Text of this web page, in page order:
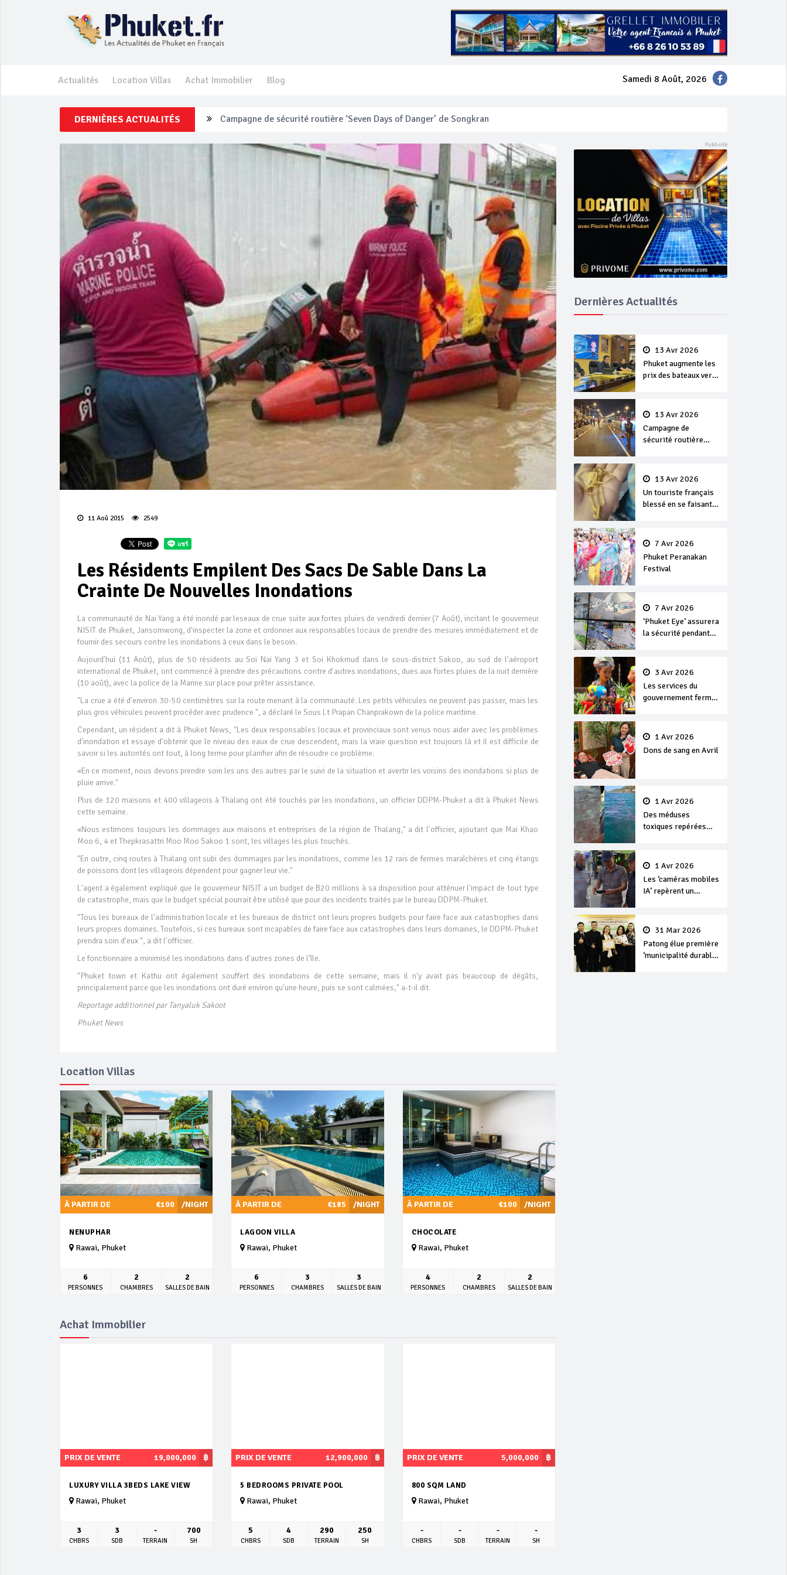
Actualités Location Villas Achat Immobilier Blog Samedi 8 Août, 2026
DERNIÈRES ACTUALITÉS Un touriste français blessé en se faisant arracher son collier en or
Phuket Peranakan Festival
‘Phuket Eye’ assurera la sécurité pendant Songkran
Phuket augmente les prix des bateaux vers Koh Phi Phi et des excursions en mer
Campagne de sécurité routière ‘Seven Days of Danger’ de Songkran
11 Aoû 2015 2549
Les Résidents Empilent Des Sacs De Sable Dans La
Crainte De Nouvelles Inondations
La communauté de Nai Yang a été inondé par leseaux de crue suite aux fortes pluies de vendredi dernier (7 Août), incitant le gouverneur
NISIT de Phuket, Jansomwong, d'inspecter la zone et ordonner aux responsables locaux de prendre des mesures immédiatement et de
fournir des secours contre les inondations à ceux dans le besoin.
Aujourd'hui (11 Août), plus de 50 résidents au Soi Nai Yang 3 et Soi Khokmud dans le sous-district Sakoo, au sud de l'aéroport
international de Phuket, ont commencé à prendre des précautions contre d'autres inondations, dues aux fortes pluies de la nuit dernière
(10 août), avec la police de la Marine sur place pour prêter assistance.
"La crue a été d'environ 30-50 centimètres sur la route menant à la communauté. Les petits véhicules ne peuvent pas passer, mais les
plus gros véhicules peuvent procéder avec prudence ", a déclaré le Sous Lt Prapan Chanprakown de la police maritime.
Cependant, un résident a dit à Phuket News, "Les deux responsables locaux et provinciaux sont venus nous aider avec les problèmes
d'inondation et essaye d'obtenir que le niveau des eaux de crue descendent, mais la vraie question est toujours là et il est difficile de
savoir si les autorités ont tout, à long terme pour planifier afin de résoudre ce problème.
«En ce moment, nous devons prendre soin les uns des autres par le suivi de la situation et avertir les voisins des inondations si plus de
pluie arrive."
Plus de 120 maisons et 400 villageois à Thalang ont été touchés par les inondations, un officier DDPM-Phuket a dit à Phuket News
cette semaine.
«Nous estimons toujours les dommages aux maisons et entreprises de la région de Thalang," a dit l'officier, ajoutant que Mai Khao
Moo 6, 4 et Thepkrasattri Moo Moo Sakoo 1 sont, les villages les plus touchés.
"En outre, cinq routes à Thalang ont subi des dommages par les inondations, comme les 12 rais de fermes maraîchères et cinq étangs
de poissons dont les villageois dépendent pour gagner leur vie."
L'agent a également expliqué que le gouverneur NISIT a un budget de B20 millions à sa disposition pour atténuer l'impact de tout type
de catastrophe, mais que le budget spécial pourrait être utilisé que pour des incidents traités par le bureau DDPM-Phuket.
"Tous les bureaux de l'administration locale et les bureaux de district ont leurs propres budgets pour faire face aux catastrophes dans
leurs propres domaines. Toutefois, si ces bureaux sont incapables de faire face aux catastrophes dans leurs domaines, le DDPM-Phuket
prendra soin d'eux ", a dit l'officier.
Le fonctionnaire a minimisé les inondations dans d'autres zones de l'île.
"Phuket town et Kathu ont également souffert des inondations de cette semaine, mais il n'y avait pas beaucoup de dégâts,
principalement parce que les inondations ont duré environ qu'une heure, puis se sont calmées," a-t-il dit.
Reportage additionnel par Tanyaluk Sakoot
Phuket News
Dernières Actualités
13 Avr 2026
Phuket augmente les
prix des bateaux vers
13 Avr 2026
Campagne de
sécurité routière
13 Avr 2026
Un touriste français
blessé en se faisant
7 Avr 2026
Phuket Peranakan
Festival
7 Avr 2026
‘Phuket Eye’ assurera
la sécurité pendant
3 Avr 2026
Les services du
gouvernement fermés
Songkran
1 Avr 2026
Dons de sang en Avril
1 Avr 2026
Des méduses
toxiques repérées
1 Avr 2026
Les ‘caméras mobiles
IA’ repèrent un
séjour31 Mar 2026
Patong élue première
‘municipalité durable’
Location Villas
/NIGHT
À PARTIR DE €100
NENUPHAR
Rawai, Phuket
6
PERSONNES
2
CHAMBRES
2
SALLES DE BAIN
/NIGHT
À PARTIR DE €185
LAGOON VILLA
Rawai, Phuket
6
PERSONNES
3
CHAMBRES
3
SALLES DE BAIN
/NIGHT
À PARTIR DE €100
CHOCOLATE
Rawai, Phuket
4
PERSONNES
2
CHAMBRES
2
SALLES DE BAIN
Achat Immobilier
฿
PRIX DE VENTE 19,000,000
LUXURY VILLA 3BEDS LAKE VIEW
Rawai, Phuket
3
CHBRS
3
SDB
-
TERRAIN
700
SH
฿
PRIX DE VENTE 12,900,000
5 BEDROOMS PRIVATE POOL
Rawai, Phuket
5
CHBRS
4
SDB
290
TERRAIN
250
SH
฿
PRIX DE VENTE 5,000,000
800 SQM LAND
Rawai, Phuket
-
CHBRS
-
SDB
-
TERRAIN
-
SH